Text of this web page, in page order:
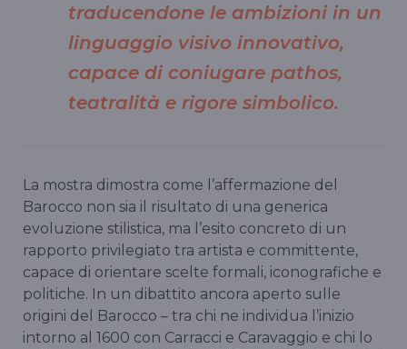
traducendone le ambizioni in un
linguaggio visivo innovativo,
capace di coniugare pathos,
teatralità e rigore simbolico.
La mostra dimostra come l’affermazione del
Barocco non sia il risultato di una generica
evoluzione stilistica, ma l’esito concreto di un
rapporto privilegiato tra artista e committente,
capace di orientare scelte formali, iconografiche e
politiche. In un dibattito ancora aperto sulle
origini del Barocco – tra chi ne individua l’inizio
intorno al 1600 con Carracci e Caravaggio e chi lo